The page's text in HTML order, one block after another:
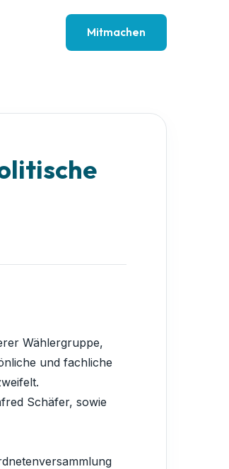
Mitmachen
Wählergruppe,
und fachliche
Schäfer, sowie